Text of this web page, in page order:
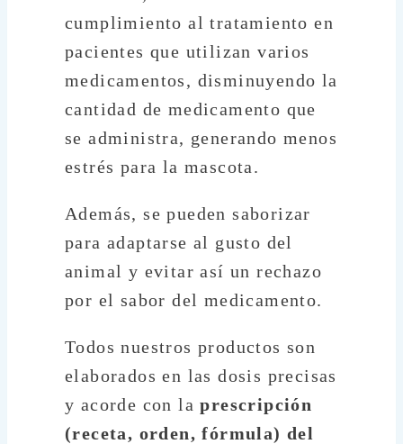
cumplimiento al tratamiento en
pacientes que utilizan varios
medicamentos, disminuyendo la
cantidad de medicamento que
se administra, generando menos
estrés para la mascota.
Además, se pueden saborizar
para adaptarse al gusto del
animal y evitar así un rechazo
por el sabor del medicamento.
Todos nuestros productos son
elaborados en las dosis precisas
y acorde con laprescripción
(receta, orden, fórmula) del